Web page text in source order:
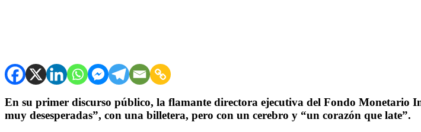
En su primer discurso público, la flamante directora ejecutiva del Fondo Monetario
muy desesperadas”, con una billetera, pero con un cerebro y “un corazón que late”.